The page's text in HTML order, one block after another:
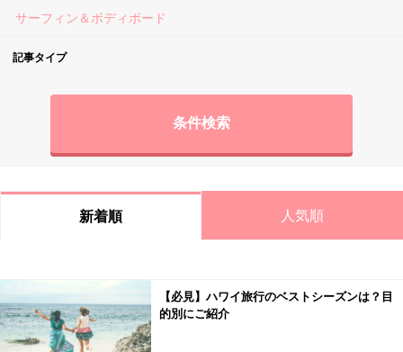
サーフィン＆ボディボード
記事タイプ
条件検索
新着順 人気順
【必見】ハワイ旅行のベストシーズンは？目
的別にご紹介